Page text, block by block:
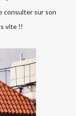
consulter sur son
vite !!